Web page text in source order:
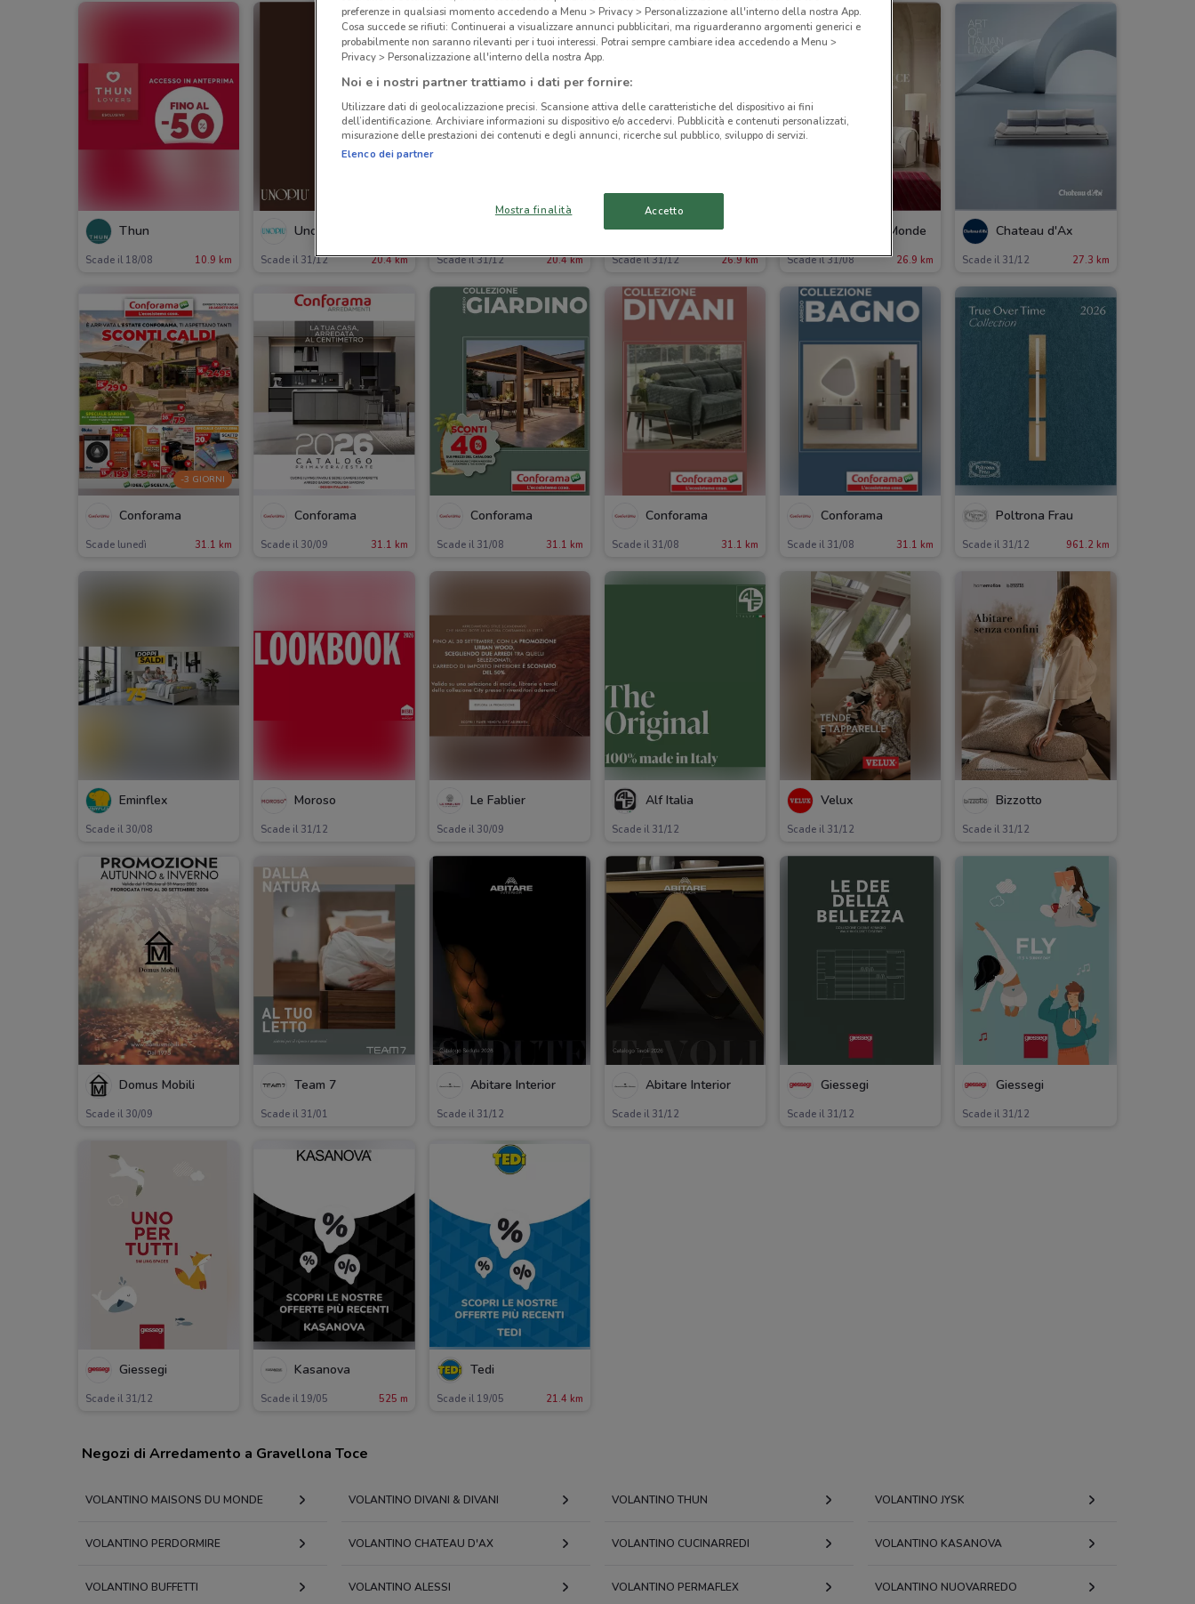
Thun
Scade il 18/08 10.9 km
Unopiù
Scade il 31/12 20.4 km Scade il 31/12 20.4 km
Maisons du Monde
Scade il 31/12 26.9 km
Maisons du Monde
Scade il 31/08 26.9 km
Chateau d'Ax
Scade il 31/12 27.3 km
-3 GIORNI
Conforama
Scade lunedì 31.1 km
Conforama
Scade il 30/09 31.1 km
Conforama
Scade il 31/08 31.1 km
Conforama
Scade il 31/08 31.1 km
Conforama
Scade il 31/08 31.1 km
Poltrona Frau
Scade il 31/12 961.2 km
Eminflex
Scade il 30/08
Moroso
Scade il 31/12
Le Fablier
Scade il 30/09
Alf Italia
Scade il 31/12
Velux
Scade il 31/12
Bizzotto
Scade il 31/12
Domus Mobili
Scade il 30/09
Team 7
Scade il 31/01
Abitare Interior
Scade il 31/12
Abitare Interior
Scade il 31/12
Giessegi
Scade il 31/12
Giessegi
Scade il 31/12
Giessegi
Scade il 31/12
Kasanova
Scade il 19/05 525 m
Tedi
Scade il 19/05 21.4 km
Negozi di Arredamento a Gravellona Toce
VOLANTINO MAISONS DU MONDE VOLANTINO DIVANI & DIVANI VOLANTINO THUN VOLANTINO JYSK
VOLANTINO PERDORMIRE VOLANTINO CHATEAU D'AX VOLANTINO CUCINARREDI VOLANTINO KASANOVA
VOLANTINO BUFFETTI VOLANTINO ALESSI VOLANTINO PERMAFLEX VOLANTINO NUOVARREDO
preferenze in qualsiasi momento accedendo a Menu > Privacy > Personalizzazione all'interno della nostra App.
Cosa succede se rifiuti: Continuerai a visualizzare annunci pubblicitari, ma riguarderanno argomenti generici e
probabilmente non saranno rilevanti per i tuoi interessi. Potrai sempre cambiare idea accedendo a Menu >
Privacy > Personalizzazione all'interno della nostra App.
Noi e i nostri partner trattiamo i dati per fornire:
Utilizzare dati di geolocalizzazione precisi. Scansione attiva delle caratteristiche del dispositivo ai fini
dell’identificazione. Archiviare informazioni su dispositivo e/o accedervi. Pubblicità e contenuti personalizzati,
misurazione delle prestazioni dei contenuti e degli annunci, ricerche sul pubblico, sviluppo di servizi.
Elenco dei partner
Mostra finalità Accetto